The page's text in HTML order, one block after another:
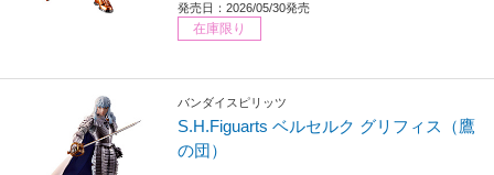
発売日：2026/05/30発売
在庫限り
バンダイスピリッツ
S.H.Figuarts ベルセルク グリフィス（鷹
の団）